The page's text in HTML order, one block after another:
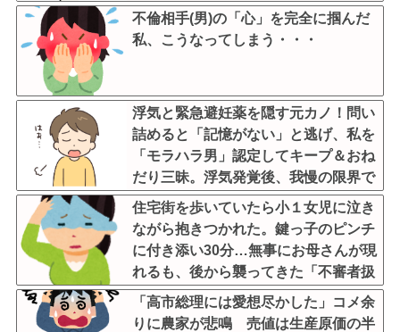
言」に愕然←妊娠時期の操作とか超能
力者かよ
不倫相手(男)の「心」を完全に掴んだ
私、こうなってしまう・・・
浮気と緊急避妊薬を隠す元カノ！問い
詰めると「記憶がない」と逃げ、私を
「モラハラ男」認定してキープ＆おね
だり三昧。浮気発覚後、我慢の限界で
他の女性とスピード婚した結果ｗｗｗ
ｗｗ
住宅街を歩いていたら小１女児に泣き
ながら抱きつかれた。鍵っ子のピンチ
に付き添い30分…無事にお母さんが現
れるも、後から襲ってきた「不審者扱
いの恐怖」←親切心が裏目に出るかも
しれない世の中怖すぎる
「高市総理には愛想尽かした」コメ余
りに農家が悲鳴 売値は生産原価の半